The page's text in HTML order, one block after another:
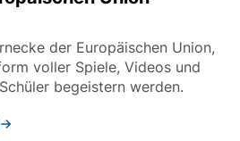
der Europäischen Union,
voller Spiele, Videos und
begeistern werden.